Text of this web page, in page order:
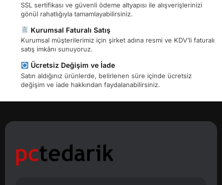
SSL sertifikası ve güvenli ödeme altyapısı ile alışverişlerinizi
gönül rahatlığıyla tamamlayabilirsiniz.
Kurumsal Faturalı Satış
Kurumsal müşterilerimiz için şirket adına resmi ve KDV’li faturalı
satış imkânı sunuyoruz.
Ücretsiz Değişim ve İade
Satın aldığınız ürünlerde, belirlenen süre içinde ücretsiz
değişim ve iade hakkından faydalanabilirsiniz.